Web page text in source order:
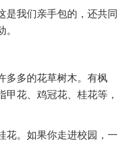
是我们亲手包的，还共同
多多的花草树木。有枫
花、鸡冠花、桂花等，
花。如果你走进校园，一